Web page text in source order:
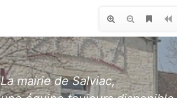
La mairie de Salviac,